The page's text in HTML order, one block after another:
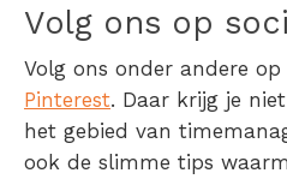
Volg ons op
Volg ons onder andere op
Pinterest. Daar krijg je
het gebied van
ook de slimme tips